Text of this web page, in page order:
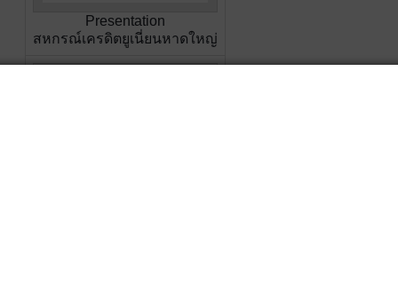
Presentation
สหกรณ์เครดิตยูเนี่ยนหาดใหญ่